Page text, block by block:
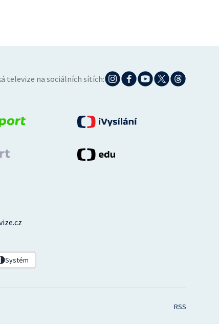
televize na sociálních sítích:
Systém
RSS